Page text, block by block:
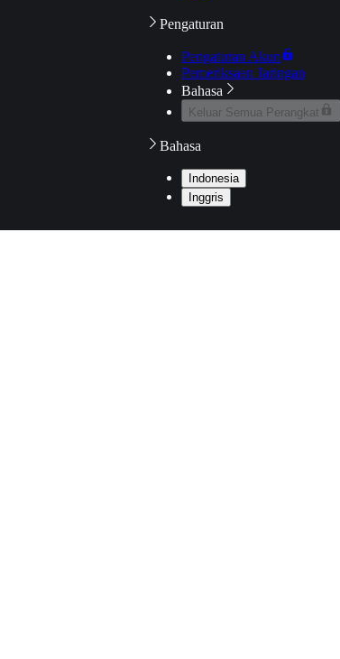
Pengaturan
Pengaturan Akun
Pemeriksaan Jaringan
Bahasa
Keluar Semua Perangkat
Bahasa
Indonesia
Inggris